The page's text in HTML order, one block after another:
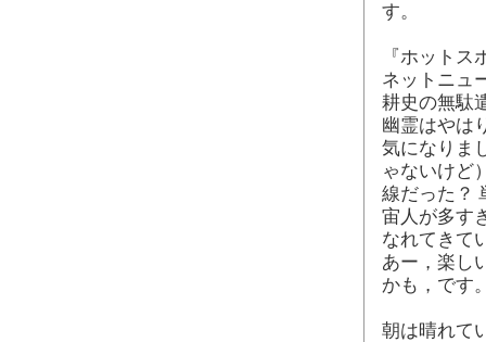
す。
『ホット
ネットニュ
耕史の無駄
幽霊はやは
気になりま
ゃないけど
線だった？
宙人が多す
なれてきて
あー，楽し
かも，です
朝は晴れて